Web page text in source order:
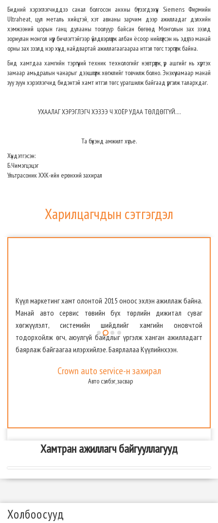
Бидний хэрэглэгчиддээ санал болгосон анхны бүтээгдэхүүн Siemens Фирмийн
Ultraheat, цул металь хийцтэй, хэт авианы зарчим дээр ажилладаг дэлхийн
хэмжээний цорын ганц дулааны тоолуур байсан бөгөөд Монголын зах зээлд
зориулан монгол нүүр бичлэгтэйгээр үйлдвэрлүүлж албан ёсоор нийлүүлсэн нь эдүгээ манай
орны зах зээлд нэр хүнд, найдвартай ажиллагаагаараа итгэл төгс тэргүүлж байна.
Бид хамтдаа хамгийн тэргүүний техник технологийг нэвтрүүлж, үр ашгийг нь хүртэх
замаар амьдралын чанарыг дээшлүүлж хөгжлийг товчилж болно. Энэхүү замаар манай
зуу зуун хэрэглэгчид бидэнтэй хамт итгэл төгс урагшилж байгаад үргэлж талархдаг.
УХААЛАГ ХЭРЭГЛЭГЧ ХЭЗЭЭ Ч ХОЁР УДАА ТӨЛДӨГГҮЙ….
Та бүхэнд амжилт хүсье.
Хүндэтгэсэн:
Б.Чимэгцэцэг
Ультрасоник ХХК-ийн ерөнхий захирал
Харилцагчдын сэтгэгдэл
Күүл маркетинг хамт олонтой 2015 оноос эхлэн ажиллаж байна.
Манай авто сервис төвийн бүх төрлийн дижитал суваг
хөгжүүлэлт, системийн шийдлийг хамгийн оновчтой
тодорхойлж өгч, аюулгүй байдлыг үргэлж ханган ажилладагт
баярлаж байгаагаа илэрхийлэе. Баярлалаа Күүлийнхээн.
Crown auto service-н захирал
Авто сэлбэг, засвар
Хамтран ажиллагч байгууллагууд
Холбоосууд